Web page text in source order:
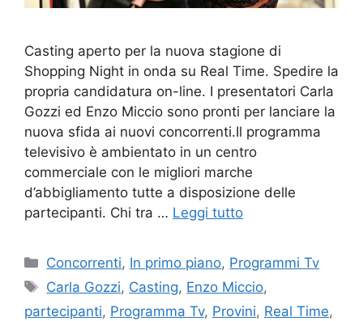
Casting aperto per la nuova stagione di
Shopping Night in onda su Real Time. Spedire la
propria candidatura on-line. I presentatori Carla
Gozzi ed Enzo Miccio sono pronti per lanciare la
nuova sfida ai nuovi concorrenti.Il programma
televisivo è ambientato in un centro
commerciale con le migliori marche
d’abbigliamento tutte a disposizione delle
partecipanti. Chi tra … Leggi tutto
Categorie
Concorrenti, In primo piano, Programmi Tv
Tag
Carla Gozzi, Casting, Enzo Miccio,
partecipanti, Programma Tv, Provini, Real Time,